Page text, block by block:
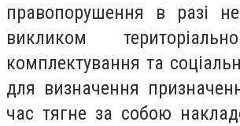
правопорушення в разі
викликом
комплектування та
для визначення
час тягне за собою